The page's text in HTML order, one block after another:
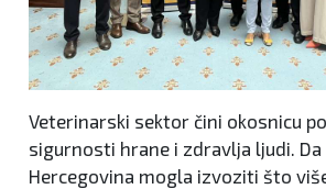
Veterinarski sektor čini okosnicu
sigurnosti hrane i zdravlja ljudi. Da
Hercegovina mogla izvoziti što